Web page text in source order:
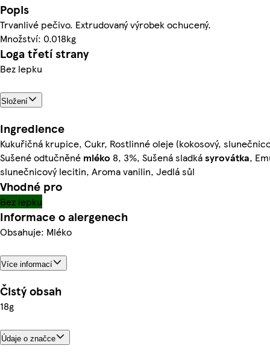
Popis
Trvanlivé pečivo. Extrudovaný výrobek ochucený.
Množství: 0.018kg
Loga třetí strany
Bez lepku
Složení
Ingredience
Kukuřičná krupice, Cukr, Rostlinné oleje (kokosový,
Sušené odtučněné mléko 8, 3%, Sušená sladkásyrovátka,
slunečnicový lecitin, Aroma vanilin, Jedlá sůl
Vhodné pro
Bez lepku
Informace o alergenech
Obsahuje: Mléko
Více informací
Čistý obsah
18g
Údaje o značce